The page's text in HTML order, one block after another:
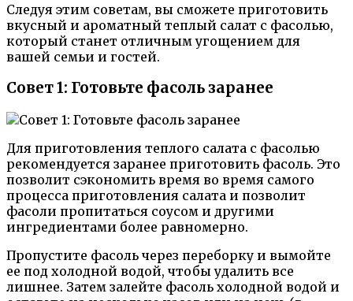
Следуя этим советам, вы сможете приготовить
вкусный и ароматный теплый салат с фасолью,
который станет отличным угощением для
вашей семьи и гостей.
Совет 1: Готовьте фасоль заранее
Для приготовления теплого салата с фасолью
рекомендуется заранее приготовить фасоль. Это
позволит сэкономить время во время самого
процесса приготовления салата и позволит
фасоли пропитаться соусом и другими
ингредиентами более равномерно.
Пропустите фасоль через переборку и вымойте
ее под холодной водой, чтобы удалить все
лишнее. Затем залейте фасоль холодной водой и